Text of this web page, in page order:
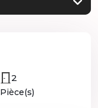
2
Pièce(s)